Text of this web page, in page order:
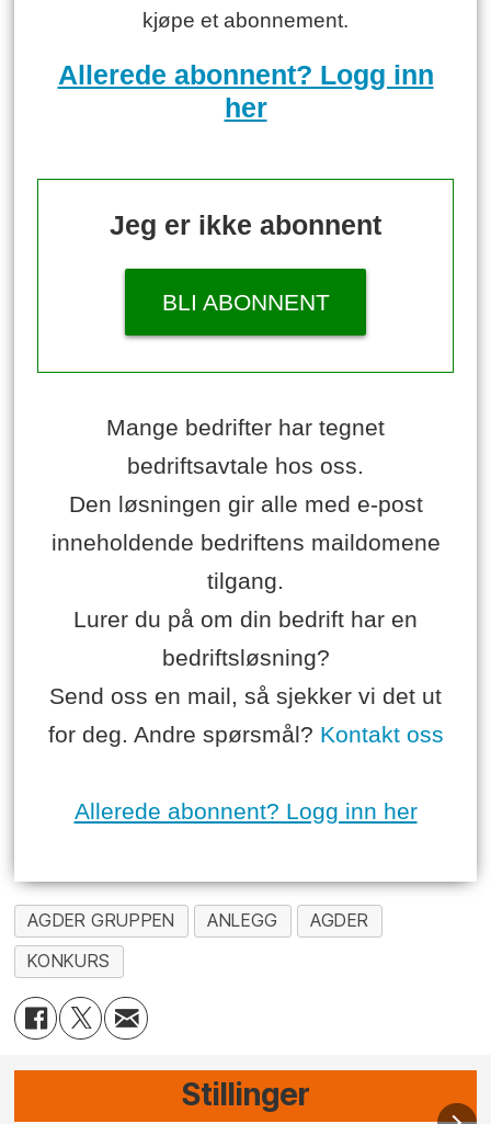
kjøpe et abonnement.
Allerede abonnent? Logg inn
her
Jeg er ikke abonnent
BLI ABONNENT
Mange bedrifter har tegnet
bedriftsavtale hos oss.
Den løsningen gir alle med e-post
inneholdende bedriftens maildomene
tilgang.
Lurer du på om din bedrift har en
bedriftsløsning?
Send oss en mail, så sjekker vi det ut
for deg. Andre spørsmål? Kontakt oss
Allerede abonnent? Logg inn her
AGDER GRUPPEN ANLEGG
AGDER
KONKURS
Stillinger